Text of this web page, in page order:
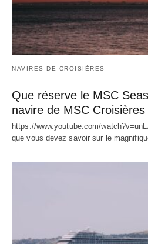
NAVIRES DE CROISIÈRES
Que réserve le MSC
navire de MSC Croisières
https://www.youtube.com/
que vous devez savoir sur le